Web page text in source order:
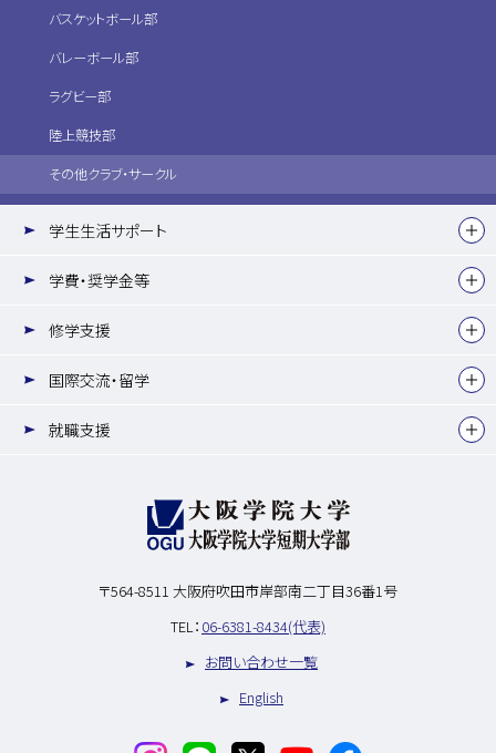
バスケットボール部
バレーボール部
ラグビー部
陸上競技部
その他クラブ・サークル
学生生活サポート
学費・奨学金等
修学支援
国際交流・留学
就職支援
〒564-8511 大阪府吹田市岸部南二丁目36番1号
TEL： 06-6381-8434(代表)
お問い合わせ一覧
English